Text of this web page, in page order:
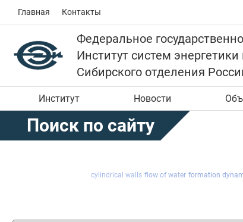
Главная Контакты
Федеральное
Институт систем
Сибирского отделения
Институт Новости
Поиск по сайту
cylindrical walls flow of water formation